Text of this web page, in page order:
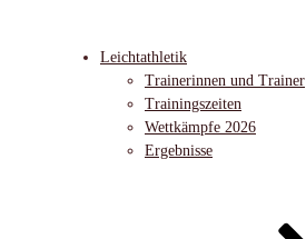
Leichtathletik
Trainerinnen und Trainer
Trainingszeiten
Wettkämpfe 2026
Ergebnisse